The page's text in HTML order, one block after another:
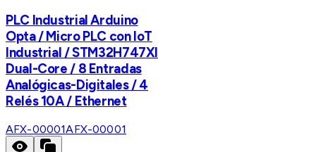
PLC Industrial Arduino
Opta / Micro PLC con IoT
Industrial / STM32H747XI
Dual-Core / 8 Entradas
Analógicas-Digitales / 4
Relés 10A / Ethernet
AFX-00001AFX-00001